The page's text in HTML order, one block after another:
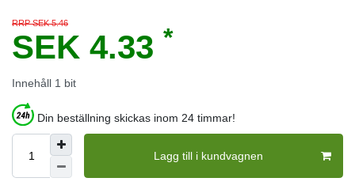
RRP SEK 5.46
SEK 4.33 *
Innehåll 1 bit
Din beställning skickas inom 24 timmar!
Lagg till i kundvagnen